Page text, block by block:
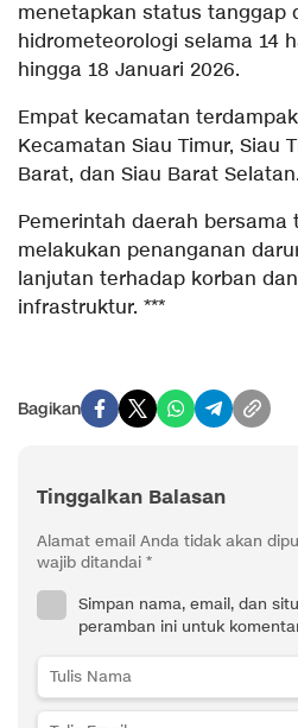
menetapkan status tanggap
hidrometeorologi selama 14
hingga 18 Januari 2026.
Empat kecamatan
Kecamatan Siau Timur, Siau
Barat, dan Siau Barat Selatan.
Pemerintah daerah bersama
melakukan penanganan
lanjutan terhadap korban
infrastruktur. ***
Bagikan
Tinggalkan Balasan
Alamat email Anda tidak akan
wajib ditandai *
Simpan nama, email, dan
peramban ini untuk